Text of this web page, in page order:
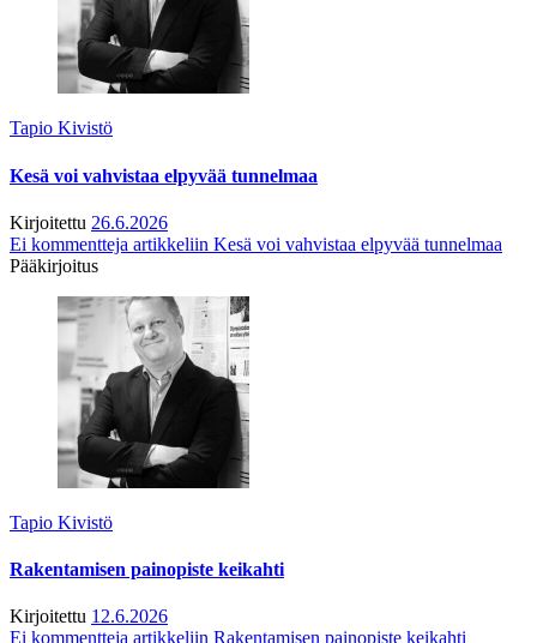
Tapio Kivistö
Kesä voi vahvistaa elpyvää tunnelmaa
Kirjoitettu 26.6.2026
Ei kommentteja artikkeliin Kesä voi vahvistaa elpyvää tunnelmaa
Pääkirjoitus
Tapio Kivistö
Rakentamisen painopiste keikahti
Kirjoitettu 12.6.2026
Ei kommentteja artikkeliin Rakentamisen painopiste keikahti